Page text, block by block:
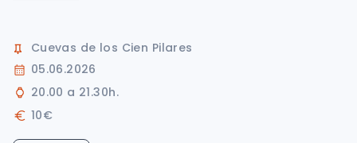
Cuevas de los Cien Pilares
05.06.2026
20.00 a 21.30h.
10€